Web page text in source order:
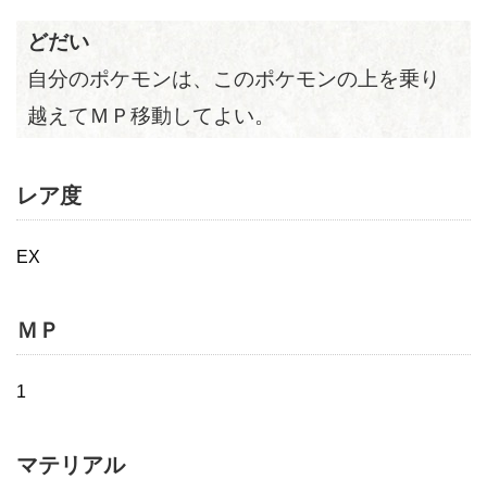
どだい
自分のポケモンは、このポケモンの上を乗り
越えてＭＰ移動してよい。
レア度
EX
ＭＰ
1
マテリアル